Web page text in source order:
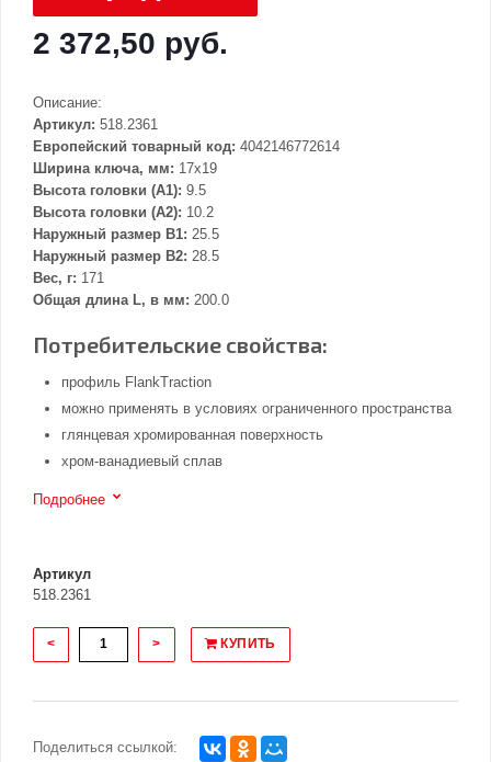
2 372,50 руб.
Описание:
Артикул: 518.2361
Европейский товарный код: 4042146772614
Ширина ключа, мм: 17x19
Высота головки (А1): 9.5
Высота головки (А2): 10.2
Наружный размер В1: 25.5
Наружный размер В2: 28.5
Вес, г: 171
Общая длина L, в мм: 200.0
Потребительские свойства:
профиль FlankTraction
можно применять в условиях ограниченного пространства
глянцевая хромированная поверхность
хром-ванадиевый сплав
Подробнее
Артикул
518.2361
< > КУПИТЬ
Поделиться ссылкой: